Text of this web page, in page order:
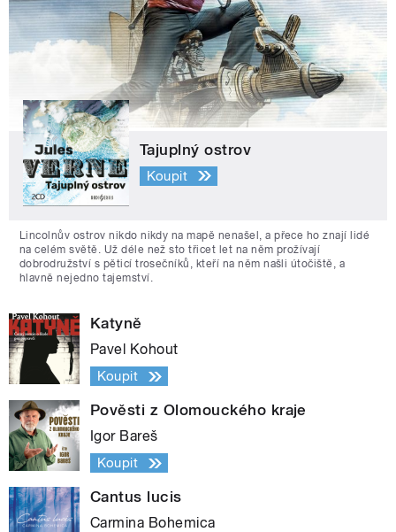
Tajuplný ostrov
Koupit
Lincolnův ostrov nikdo nikdy na mapě nenašel, a přece ho znají lidé
na celém světě. Už déle než sto třicet let na něm prožívají
dobrodružství s pěticí trosečníků, kteří na něm našli útočiště, a
hlavně nejedno tajemství.
Katyně
Pavel Kohout
Koupit
Pověsti z Olomouckého kraje
Igor Bareš
Koupit
Cantus lucis
Carmina Bohemica